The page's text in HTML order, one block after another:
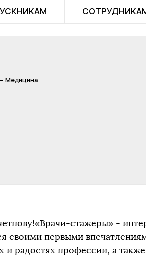
Медицина
стажеры» -
своими первыми
и радостях профессии, а